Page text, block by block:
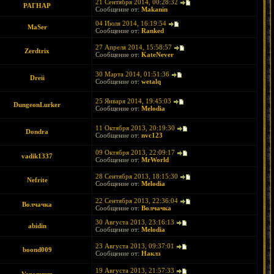
РАГНАР
21 Сентября 2014, 00:28:32
Сообщение от: Makanin
MaSer
04 Июля 2014, 16:19:54
Сообщение от: Ranked
Zerdtrix
27 Апреля 2014, 15:58:57
Сообщение от: KateNever
Dreii
30 Марта 2014, 01:51:36
Сообщение от: wetalq
DungeonLurker
25 Января 2014, 19:45:03
Сообщение от: Melodia
Dondra
11 Октября 2013, 20:19:30
Сообщение от: nvc123
vadik1337
09 Октября 2013, 22:09:17
Сообщение от: MrWorld
Nefrite
28 Сентября 2013, 18:15:30
Сообщение от: Melodia
Волчачка
22 Сентября 2013, 22:36:04
Сообщение от: Волчачка
abidin
30 Августа 2013, 23:16:13
Сообщение от: Melodia
boond009
23 Августа 2013, 09:37:01
Сообщение от: Наклз
19 Августа 2013, 21:57:33